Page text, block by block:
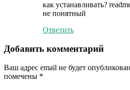
как устанавливать?
не понятный
Ответить
Добавить комментарий
Ваш адрес email не будет
помечены *